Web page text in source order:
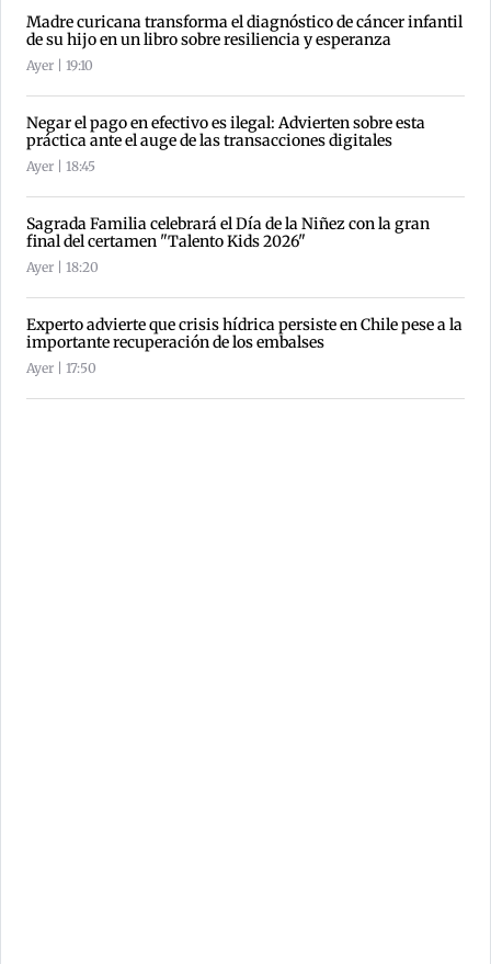
Madre curicana transforma el diagnóstico de cáncer infantil
de su hijo en un libro sobre resiliencia y esperanza
Ayer | 19:10
Negar el pago en efectivo es ilegal: Advierten sobre esta
práctica ante el auge de las transacciones digitales
Ayer | 18:45
Sagrada Familia celebrará el Día de la Niñez con la gran
final del certamen "Talento Kids 2026"
Ayer | 18:20
Experto advierte que crisis hídrica persiste en Chile pese a la
importante recuperación de los embalses
Ayer | 17:50